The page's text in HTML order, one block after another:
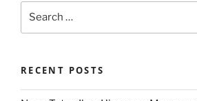
RECENT POSTS